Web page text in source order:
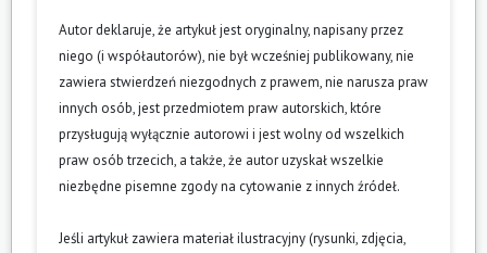
Autor deklaruje, że artykuł jest oryginalny, napisany przez
niego (i współautorów), nie był wcześniej publikowany, nie
zawiera stwierdzeń niezgodnych z prawem, nie narusza praw
innych osób, jest przedmiotem praw autorskich, które
przysługują wyłącznie autorowi i jest wolny od wszelkich
praw osób trzecich, a także, że autor uzyskał wszelkie
niezbędne pisemne zgody na cytowanie z innych źródeł.
Jeśli artykuł zawiera materiał ilustracyjny (rysunki, zdjęcia,